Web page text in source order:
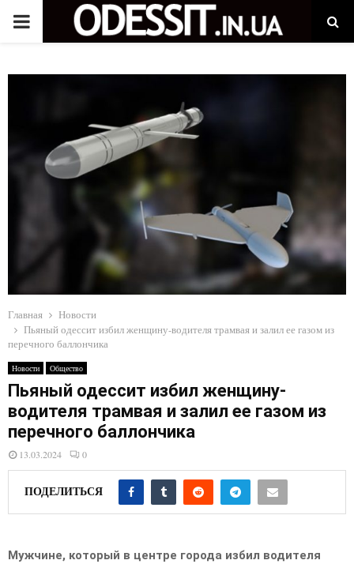
P
M
Y
M
E
N
U
Главная
Новости
Пьяный одессит избил женщину-водителя трамвая и залил ее газом из
перечного баллончика
Новости Общество
Пьяный одессит избил женщину-
водителя трамвая и залил ее газом из
перечного баллончика
13.03.2024 0
ПОДЕЛИТЬСЯ
Мужчине, который в центре города избил водителя